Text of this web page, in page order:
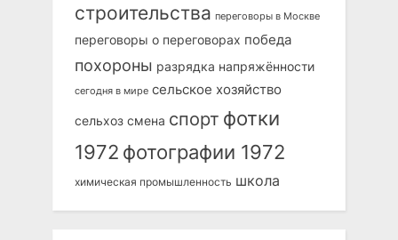
строительства переговоры в Москве
переговоры о переговорах победа
похороны разрядка напряжённости
сегодня в мире сельское хозяйство
сельхоз смена спорт фотки
1972 фотографии 1972
химическая промышленность школа